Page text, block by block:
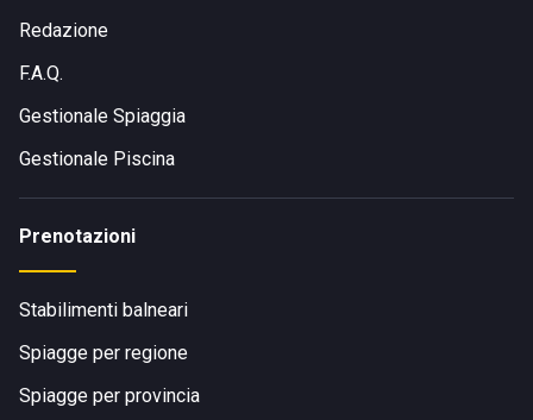
Redazione
F.A.Q.
Gestionale Spiaggia
Gestionale Piscina
Prenotazioni
Stabilimenti balneari
Spiagge per regione
Spiagge per provincia